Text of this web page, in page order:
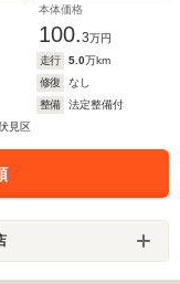
本体価格
100.3万円
走行 5.0万km
修復
なし
整備
法定整備付
見区